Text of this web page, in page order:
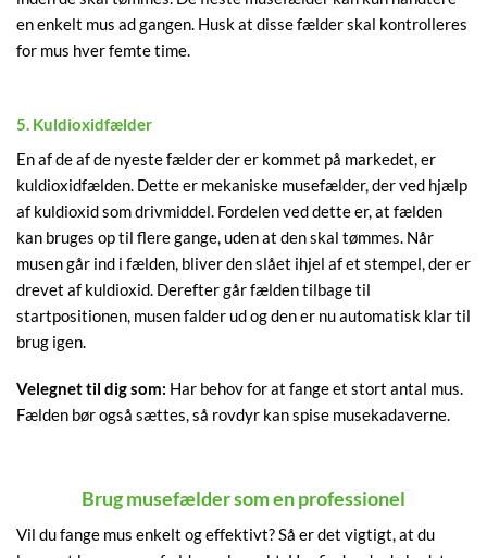
en enkelt mus ad gangen. Husk at disse fælder skal kontrolleres
for mus hver femte time.
5. Kuldioxidfælder
En af de af de nyeste fælder der er kommet på markedet, er
kuldioxidfælden. Dette er mekaniske musefælder, der ved hjælp
af kuldioxid som drivmiddel. Fordelen ved dette er, at fælden
kan bruges op til flere gange, uden at den skal tømmes. Når
musen går ind i fælden, bliver den slået ihjel af et stempel, der er
drevet af kuldioxid. Derefter går fælden tilbage til
startpositionen, musen falder ud og den er nu automatisk klar til
brug igen.
Velegnet til dig som: Har behov for at fange et stort antal mus.
Fælden bør også sættes, så rovdyr kan spise musekadaverne.
Brug musefælder som en professionel
Vil du fange mus enkelt og effektivt? Så er det vigtigt, at du